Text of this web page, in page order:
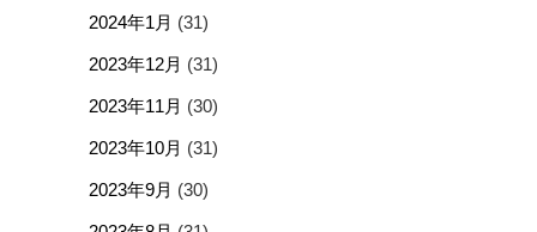
2024年1月 (31)
2023年12月 (31)
2023年11月 (30)
2023年10月 (31)
2023年9月 (30)